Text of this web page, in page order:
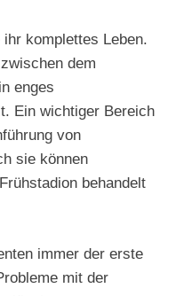
komplettes Leben.
dem
enges
Ein wichtiger Bereich
von
sie können
behandelt
immer der erste
mit der